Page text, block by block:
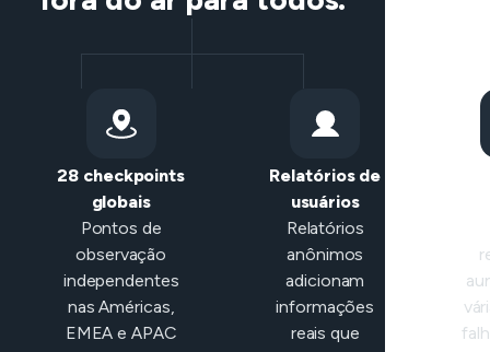
28 checkpoints
globais
Pontos de
observação
independentes
nas Américas,
EMEA e APAC
Relatórios de
usuários
Relatórios
anônimos
adicionam
informações
reais que